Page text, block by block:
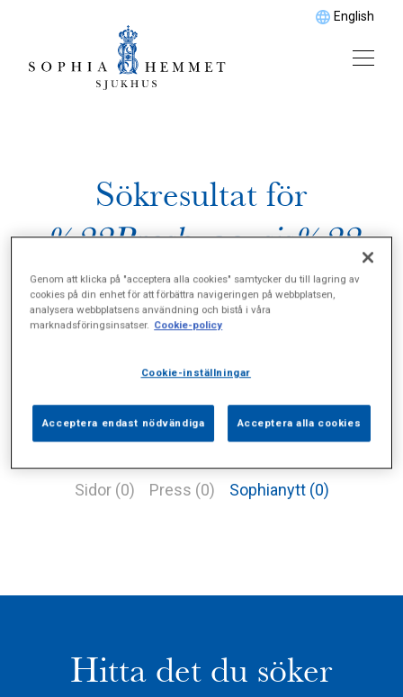
English
Sökresultat för
%22Presbyacusis%22
Sidor (0) Press (0) Sophianytt (0)
Hitta det du söker
Genom att klicka på "acceptera alla cookies" samtycker du till lagring av
cookies på din enhet för att förbättra navigeringen på webbplatsen,
analysera webbplatsens användning och bistå i våra
marknadsföringsinsatser. Cookie-policy
Cookie-inställningar
Acceptera endast nödvändiga Acceptera alla cookies